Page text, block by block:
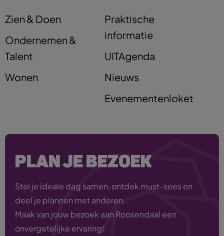
Zien & Doen
Ondernemen &
Talent
Wonen
Praktische
informatie
UITAgenda
Nieuws
Evenementenloket
PLAN JE BEZOEK
Stel je ideale dag samen, ontdek must-sees en
deel je plannen met anderen.
Maak van jouw bezoek aan Roosendaal een
onvergetelijke ervaring!